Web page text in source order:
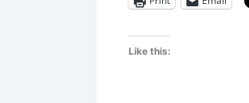
Like this: